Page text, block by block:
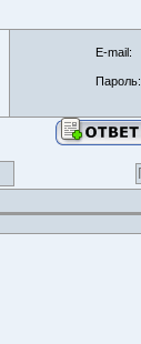
E-mail:
Пароль: